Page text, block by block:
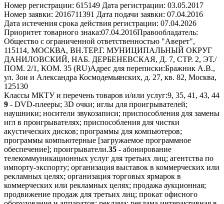
Номер регистрации: 615149 Дата регистрации: 03.05.2017
Номер заявки: 2016711391 Дата подачи заявки: 07.04.2016
Дата истечения срока действия регистрации: 07.04.2026
Приоритет товарного знака:07.04.2016Правообладатель:
Общество с ограниченной ответственностью "Аверет",
115114, МОСКВА, ВН.ТЕР.Г. МУНИЦИПАЛЬНЫЙ ОКРУГ
ДАНИЛОВСКИЙ, НАБ. ДЕРБЕНЕВСКАЯ, Д. 7, СТР. 2, ЭТ./
ПОМ. 2/1, КОМ. 35 (RU)Адрес для переписки:Бражник А.В.,
ул. Зои и Александра Космодемьянских, д. 27, кв. 82, Москва,
125130
Классы МКТУ и перечень товаров и/или услуг:9, 35, 41, 43, 44
9 - DVD-плееры; 3D очки; иглы для проигрывателей;
наушники; носители звукозаписи; приспособления для замены
игл в проигрывателях; приспособления для чистки
акустических дисков; программы для компьютеров;
программы компьютерные [загружаемое программное
обеспечение]; проигрыватели.35 - абонирование
телекоммуникационных услуг для третьих лиц; агентства по
импорту-экспорту; организация выставок в коммерческих или
рекламных целях; организация торговых ярмарок в
коммерческих или рекламных целях; продажа аукционная;
продвижение продаж для третьих лиц; прокат офисного